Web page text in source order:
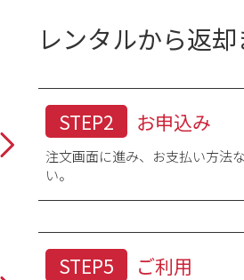
の身長と同じくらいの長さがちょうど
しょりで
根から肩へかけて一度測り、そこを起
レンタルから返
STEP2 お申込み
注文画面に進み、お支払い方法
い。
STEP5 ご利用